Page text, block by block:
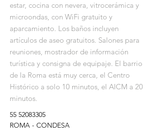
estar, cocina con nevera, vitrocerámica y
microondas, con WiFi gratuito y
aparcamiento. Los baños incluyen
artículos de aseo gratuitos. Salones para
reuniones, mostrador de información
turística y consigna de equipaje. El barrio
de la Roma está muy cerca, el Centro
Histórico a solo 10 minutos, el AICM a 20
minutos.
55 52083305
ROMA - CONDESA